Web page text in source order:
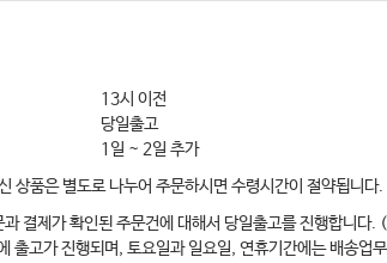
획
평가 ………………………………………
활 요구와 관련된 간호 ………………………103
요구…………………………………………105
한 간호사정………………………………105
13시 이전
당일출고
1일 ~ 2일 추가
상품은 별도로 나누어 주문하시면 수령시간이 절약됩니다.
결제가 확인된 주문건에 대해서 당일출고를 진행합니
출고가 진행되며, 토요일과 일요일, 연휴기간에는 배송업